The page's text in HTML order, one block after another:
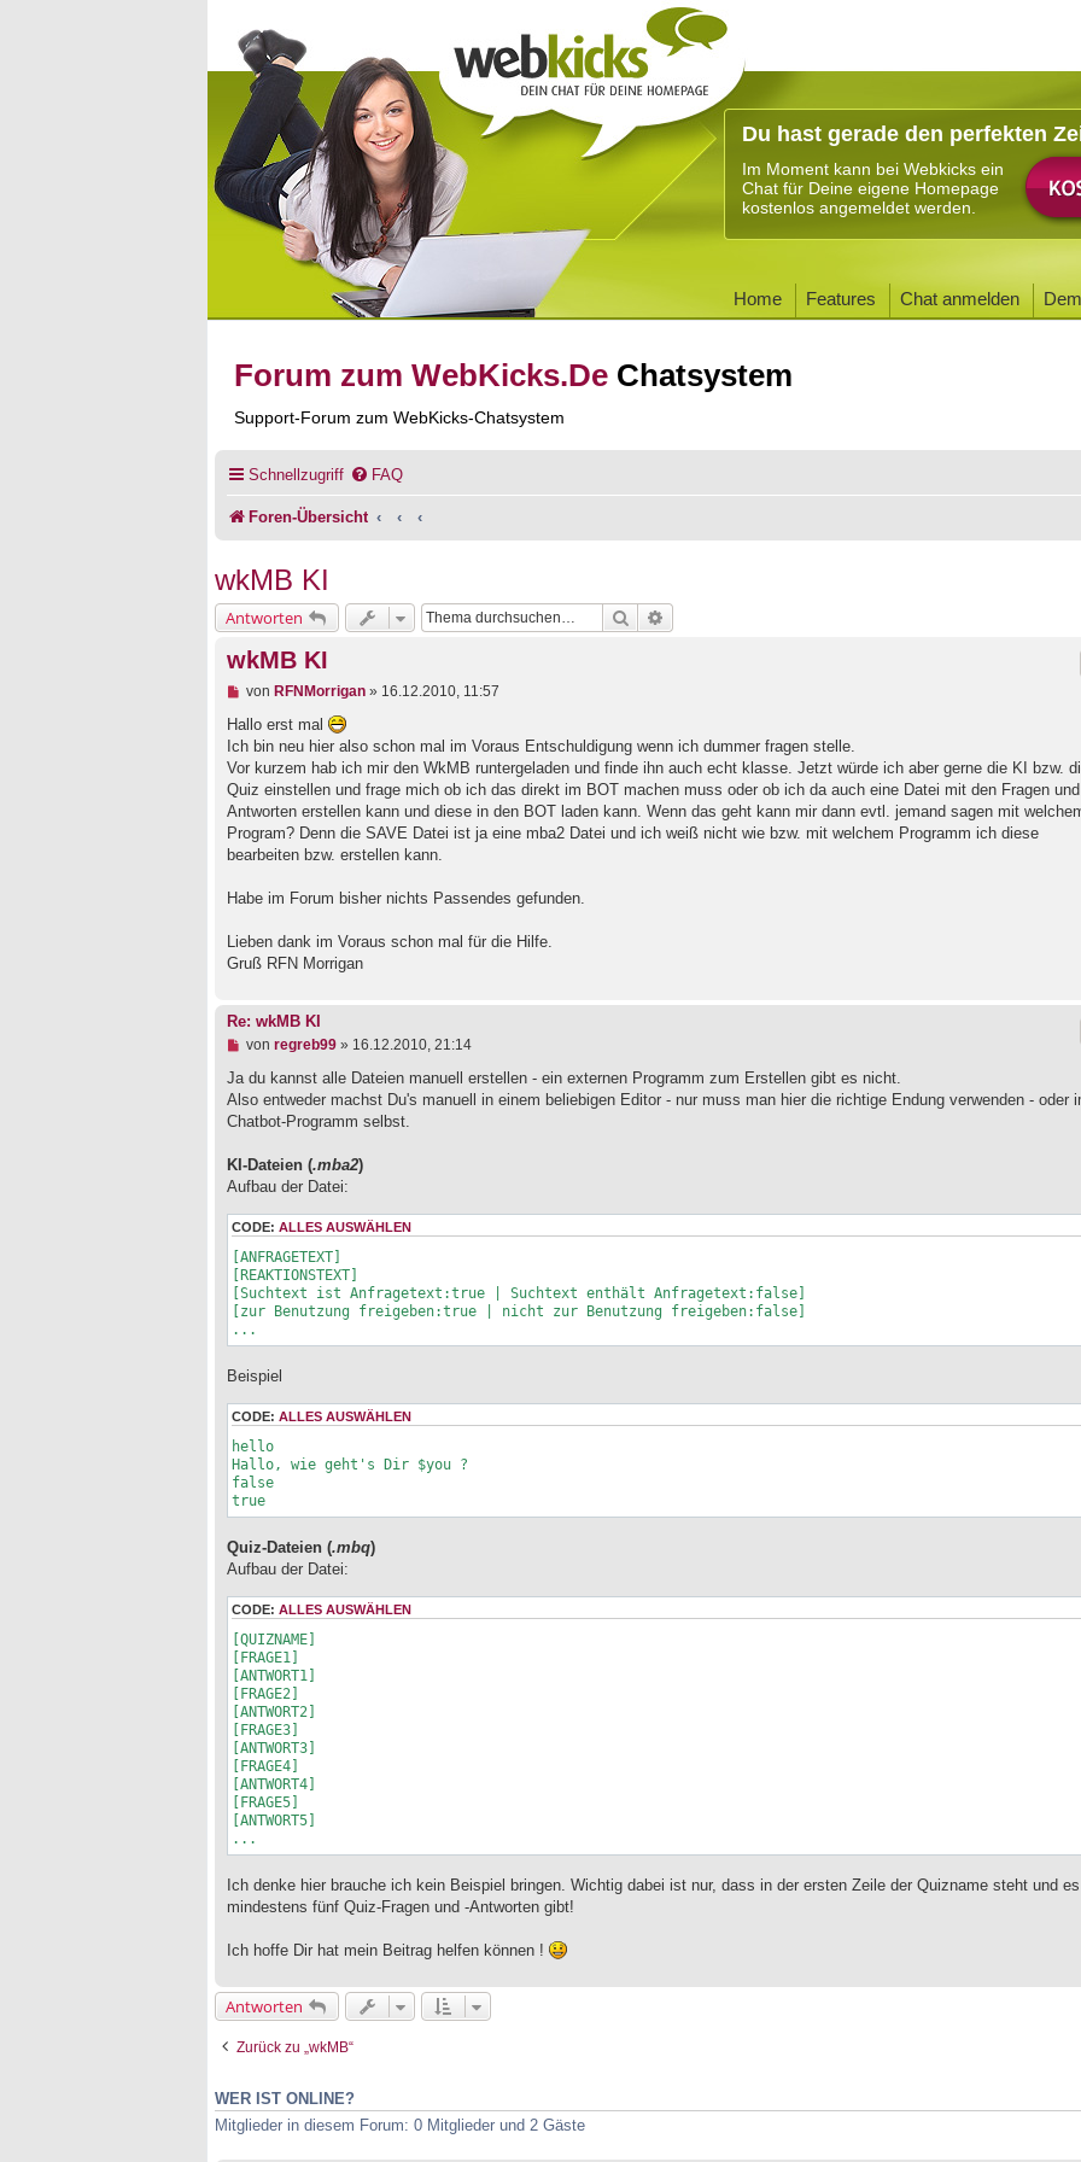
Du hast gerade den perfekten
Im Moment kann bei Webkicks ein
Chat für Deine eigene Homepage
kostenlos angemeldet werden.
Home Features Chat anmelden
Forum zum WebKicks.De Chatsystem
Support-Forum zum WebKicks-Chatsystem
Schnellzugriff FAQ
Foren-Übersicht
wkMB KI
Antworten Suche
wkMB KI
U
g
e
e
s
e
e
r
e
r
a
von RFNMorrigan» 16.12.2010, 11:57
Hallo erst mal
Ich bin neu hier also schon mal im Voraus Entschuldigung wenn ich dummer fragen stelle.
Vor kurzem hab ich mir den WkMB runtergeladen und finde ihn auch echt klasse. Jetzt würde ich aber gerne die KI bzw.
Quiz einstellen und frage mich ob ich das direkt im BOT machen muss oder ob ich da auch eine Datei mit den Fragen und
Antworten erstellen kann und diese in den BOT laden kann. Wenn das geht kann mir dann evtl. jemand sagen mit
Program? Denn die SAVE Datei ist ja eine mba2 Datei und ich weiß nicht wie bzw. mit welchem Programm ich diese
bearbeiten bzw. erstellen kann.
Habe im Forum bisher nichts Passendes gefunden.
Lieben dank im Voraus schon mal für die Hilfe.
Gruß RFN Morrigan
Re: wkMB KI
U
g
e
e
e
n
e
r
B
i
t
r
a
g
von regreb99» 16.12.2010, 21:14
Ja du kannst alle Dateien manuell erstellen - ein externen Programm zum Erstellen gibt es nicht.
Also entweder machst Du's manuell in einem beliebigen Editor - nur muss man hier die richtige Endung verwenden - oder
Chatbot-Programm selbst.
KI-Dateien (.mba2)
Aufbau der Datei:
CODE: ALLES AUSWÄHLEN
[ANFRAGETEXT]
[REAKTIONSTEXT]
[Suchtext ist Anfragetext:true | Suchtext enthält Anfragetext:false]
[zur Benutzung freigeben:true | nicht zur Benutzung freigeben:false]
...
Beispiel
CODE: ALLES AUSWÄHLEN
hello
Hallo, wie geht's Dir $you ?
false
true
Quiz-Dateien (.mbq)
Aufbau der Datei:
CODE: ALLES AUSWÄHLEN
[QUIZNAME]
[FRAGE1]
[ANTWORT1]
[FRAGE2]
[ANTWORT2]
[FRAGE3]
[ANTWORT3]
[FRAGE4]
[ANTWORT4]
[FRAGE5]
[ANTWORT5]
...
Ich denke hier brauche ich kein Beispiel bringen. Wichtig dabei ist nur, dass in der ersten Zeile der Quizname steht und es
mindestens fünf Quiz-Fragen und -Antworten gibt!
Ich hoffe Dir hat mein Beitrag helfen können !
Antworten
Zurück zu „wkMB“
WER IST ONLINE?
Mitglieder in diesem Forum: 0 Mitglieder und 2 Gäste